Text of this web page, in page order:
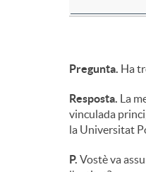
Pregunta. Ha
Resposta. La
vinculada
la Universitat
P. Vostè va